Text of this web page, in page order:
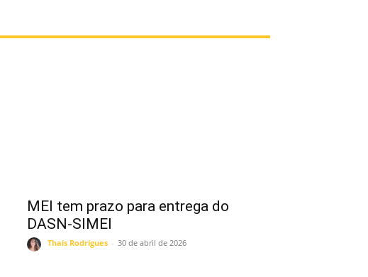
MEI tem prazo para entrega do
DASN-SIMEI
Thais Rodrigues - 30 de abril de 2026